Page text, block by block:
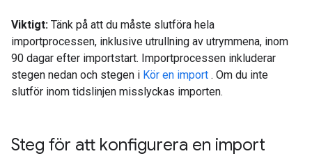
Viktigt: Tänk på att du måste slutföra hela
importprocessen, inklusive utrullning av utrymmena, inom
90 dagar efter importstart. Importprocessen inkluderar
stegen nedan och stegen i Kör en import . Om du inte
slutför inom tidslinjen misslyckas importen.
Steg för att konfigurera en import